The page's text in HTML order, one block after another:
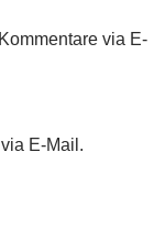
via E-
E-Mail.